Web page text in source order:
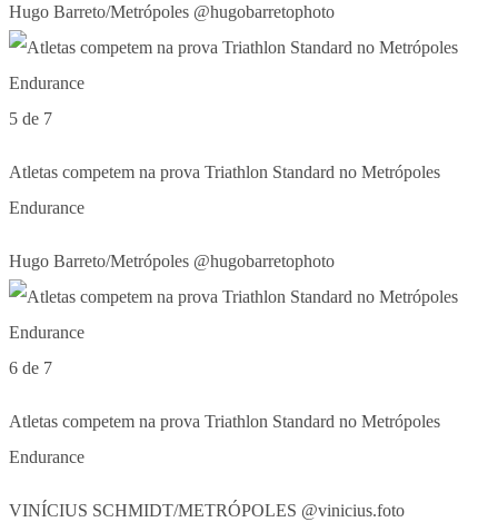
Hugo Barreto/Metrópoles @hugobarretophoto
5 de 7
Atletas competem na prova Triathlon Standard no Metrópoles
Endurance
Hugo Barreto/Metrópoles @hugobarretophoto
6 de 7
Atletas competem na prova Triathlon Standard no Metrópoles
Endurance
VINÍCIUS SCHMIDT/METRÓPOLES @vinicius.foto